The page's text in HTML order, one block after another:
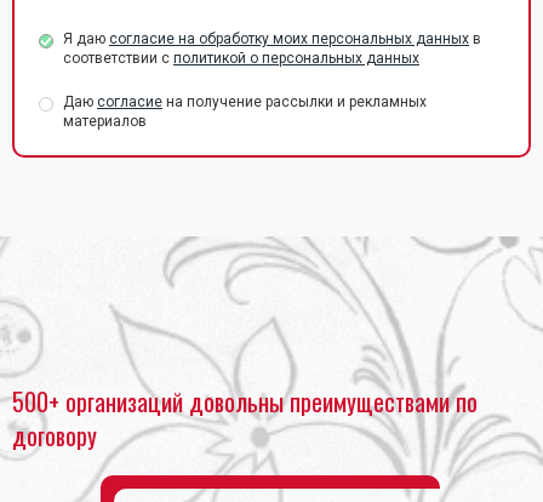
Я даю согласие на обработку моих персональных данных в
соответствии с политикой о персональных данных
Даю согласие на получение рассылки и рекламных
материалов
Главная
Накатка пленки на ПВХ
500+ организаций довольны преимуществами по
договору